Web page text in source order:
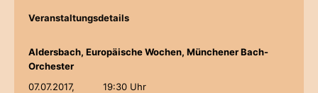
Veranstaltungsdetails
Aldersbach, Europäische Wochen, Münchener Bach-
Orchester
07.07.2017,
19:30 Uhr